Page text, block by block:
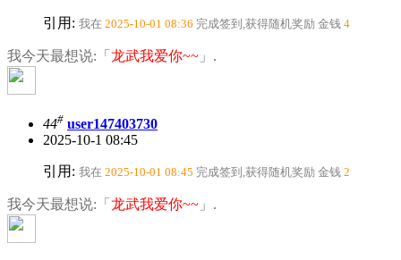
引用: 我在 2025-10-01 08:36 完成签到,获得随机奖励 金钱 4
我今天最想说:「 龙武我爱你~~ 」.
44# user147403730
2025-10-1 08:45
引用: 我在 2025-10-01 08:45 完成签到,获得随机奖励 金钱 2
我今天最想说:「 龙武我爱你~~ 」.